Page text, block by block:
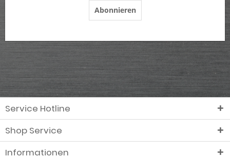
Abonnieren
Service Hotline
Shop Service
Informationen